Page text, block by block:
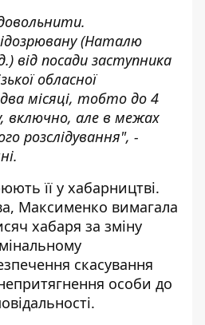
(Наталю
від посади заступника
обласної
місяці, тобто до 4
включно, але в межах
розслідування", -
її у хабарництві.
Максименко вимагала
хабаря за зміну
скасування
особи до